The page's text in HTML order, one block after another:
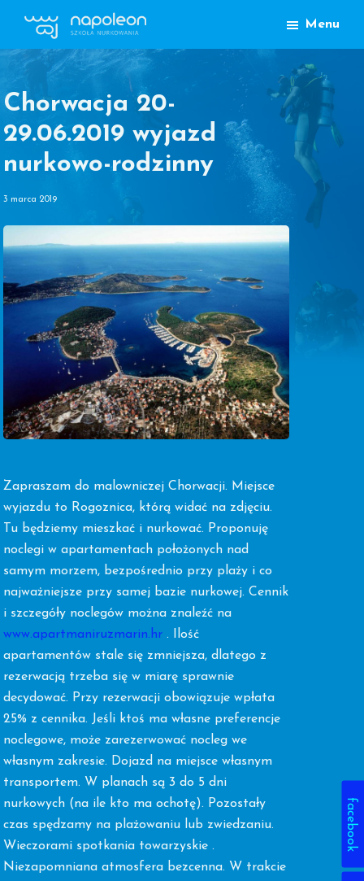
głównej
nawigacji
treści
facebook
Szkoła
Nurkowania
Napoleon
Lublin
Menu
Chorwacja 20-
29.06.2019 wyjazd
nurkowo-rodzinny
3 marca 2019
Zapraszam do malowniczej Chorwacji. Miejsce
wyjazdu to Rogoznica, którą widać na zdjęciu.
Tu będziemy mieszkać i nurkować. Proponuję
noclegi w apartamentach położonych nad
samym morzem, bezpośrednio przy plaży i co
najważniejsze przy samej bazie nurkowej. Cennik
i szczegóły noclegów można znaleźć na
www.apartmaniruzmarin.hr . Ilość
apartamentów stale się zmniejsza, dlatego z
rezerwacją trzeba się w miarę sprawnie
decydować. Przy rezerwacji obowiązuje wpłata
25% z cennika. Jeśli ktoś ma własne preferencje
noclegowe, może zarezerwować nocleg we
własnym zakresie. Dojazd na miejsce własnym
transportem. W planach są 3 do 5 dni
nurkowych (na ile kto ma ochotę). Pozostały
czas spędzamy na plażowaniu lub zwiedzaniu.
Wieczorami spotkania towarzyskie .
Niezapomniana atmosfera bezcenna. W trakcie